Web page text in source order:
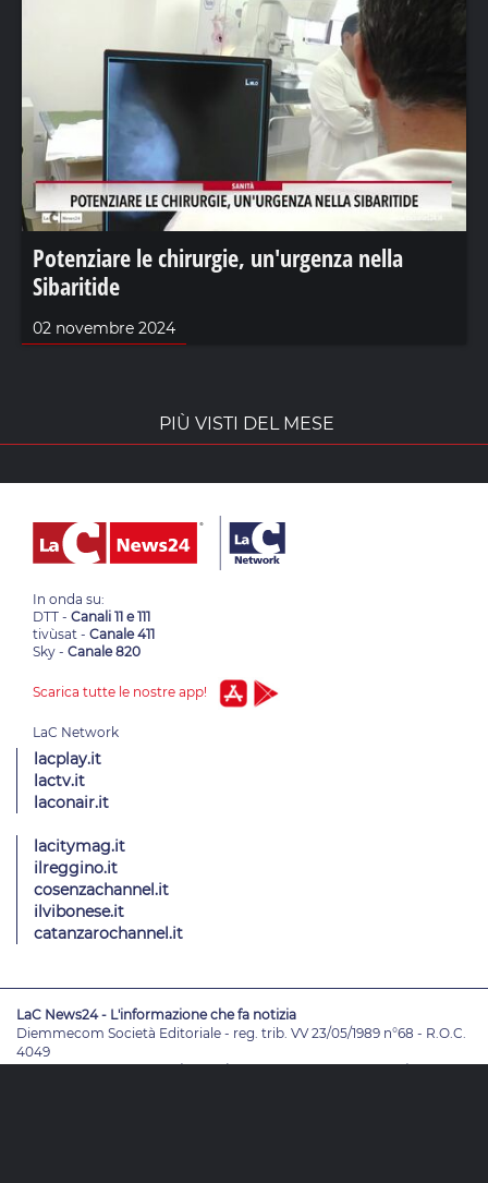
Potenziare le chirurgie, un'urgenza nella
Sibaritide
02 novembre 2024
PIÙ VISTI DEL MESE
In onda su:
DTT - Canali 11 e 111
tivùsat - Canale 411
Sky - Canale 820
Scarica tutte le nostre app!
lacplay.it
lactv.it
laconair.it
lacitymag.it
ilreggino.it
cosenzachannel.it
ilvibonese.it
catanzarochannel.it
LaC News24 - L'informazione che fa notizia
Diemmecom Società Editoriale - reg. trib. VV 23/05/1989 n°68 - R.O.C.
4049
Direttore ResponsabileAlessandro Russo- VicedirettoriEnrico De